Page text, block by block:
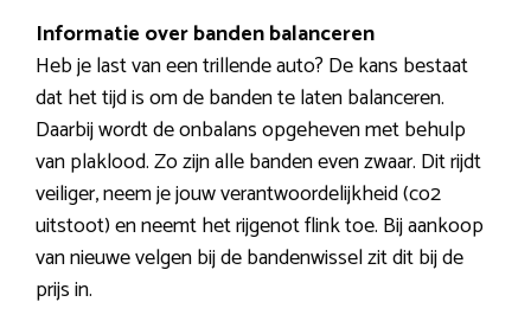
Informatie over banden balanceren
Heb je last van een trillende auto? De kans bestaat
dat het tijd is om de banden te laten balanceren.
Daarbij wordt de onbalans opgeheven met behulp
van plaklood. Zo zijn alle banden even zwaar. Dit rijdt
veiliger, neem je jouw verantwoordelijkheid (co2
uitstoot) en neemt het rijgenot flink toe. Bij aankoop
van nieuwe velgen bij de bandenwissel zit dit bij de
prijs in.